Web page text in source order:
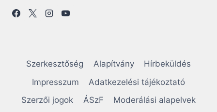
Szerkesztőség Alapítvány
Hírbeküldés
Impresszum
Adatkezelési tájékoztató
Szerzői jogok
ÁSzF
Moderálási alapelvek